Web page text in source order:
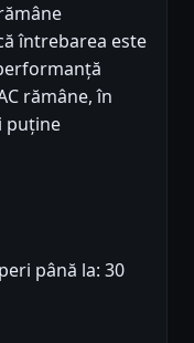
întrebarea este
rămâne, în
puține
până la: 30